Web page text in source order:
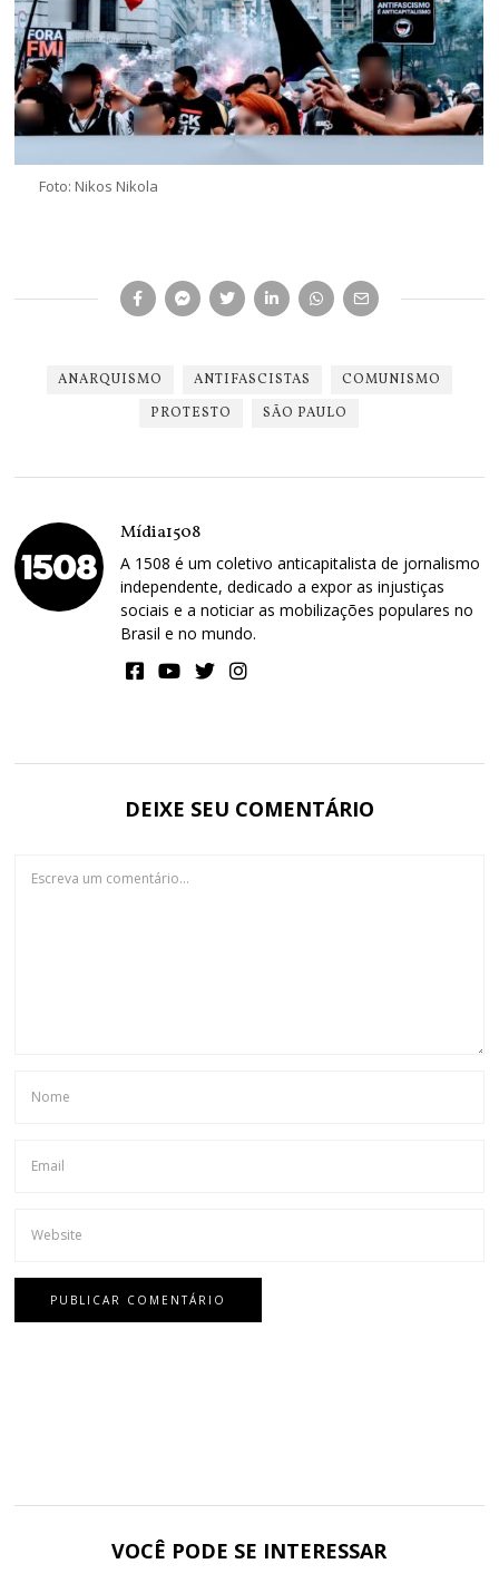
Foto: Nikos Nikola
ANARQUISMO ANTIFASCISTAS
COMUNISMO
PROTESTO
SÃO PAULO
Mídia1508
A 1508 é um coletivo anticapitalista de jornalismo
independente, dedicado a expor as injustiças
sociais e a noticiar as mobilizações populares no
Brasil e no mundo.
DEIXE SEU COMENTÁRIO
VOCÊ PODE SE INTERESSAR